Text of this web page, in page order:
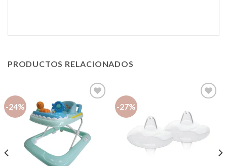
PRODUCTOS RELACIONADOS
-24%
lista de
deseos
-27%
lista de